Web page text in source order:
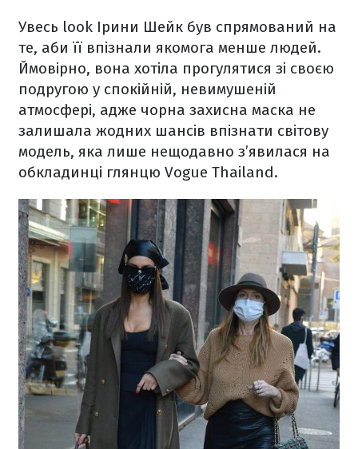
Увесь look Ірини Шейк був спрямований на
те, аби її впізнали якомога менше людей.
Ймовірно, вона хотіла прогулятися зі своєю
подругою у спокійній, невимушеній
атмосфері, адже чорна захисна маска не
залишала жодних шансів впізнати світову
модель, яка лише нещодавно з’явилася на
обкладинці глянцю Vogue Thailand.